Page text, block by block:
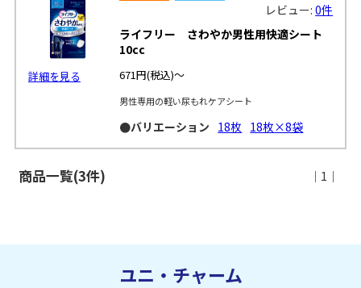
詳細を見る
レビュー:0件
ライフリー さわやか男性用快適シート
10cc
671円(税込)～
男性専用の軽い尿もれケアシート
●バリエーション 18枚 18枚×8袋
商品一覧(3件) ｜1｜
ユニ・チャーム